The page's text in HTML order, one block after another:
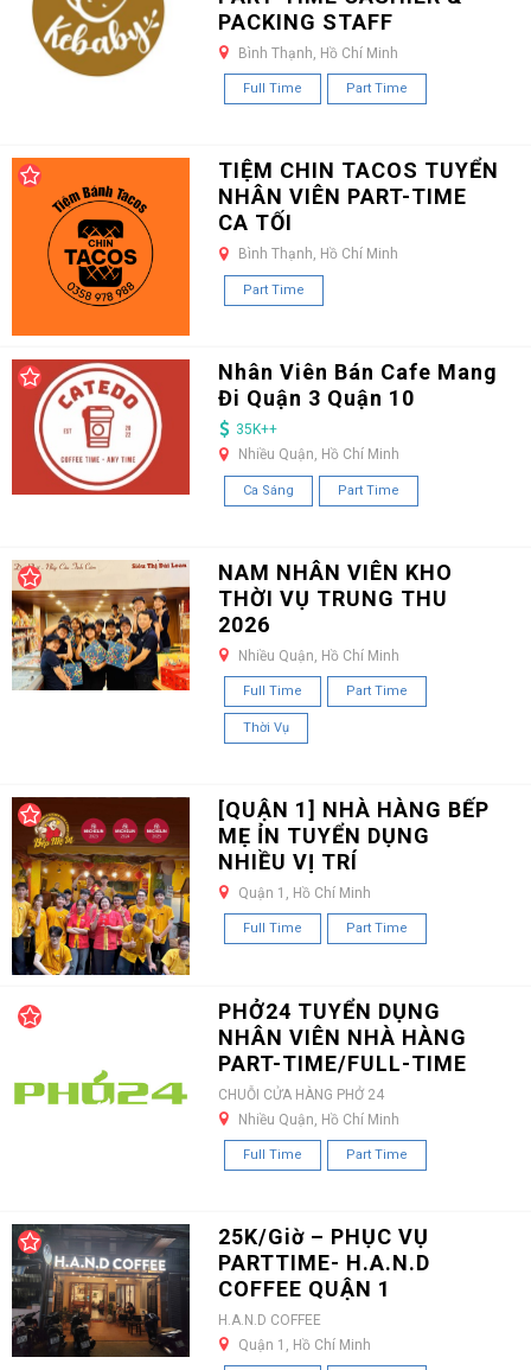
PACKING STAFF
Bình Thạnh, Hồ Chí Minh
Full Time Part Time
TIỆM CHIN TACOS TUYỂN
NHÂN VIÊN PART-TIME
CA TỐI
Bình Thạnh, Hồ Chí Minh
Part Time
Nhân Viên Bán Cafe Mang
Đi Quận 3 Quận 10
35K++
Nhiều Quận, Hồ Chí Minh
Ca Sáng Part Time
NAM NHÂN VIÊN KHO
THỜI VỤ TRUNG THU
2026
Nhiều Quận, Hồ Chí Minh
Full Time Part Time
Thời Vụ
[QUẬN 1] NHÀ HÀNG BẾP
MẸ ỈN TUYỂN DỤNG
NHIỀU VỊ TRÍ
Quận 1, Hồ Chí Minh
Full Time Part Time
PHỞ24 TUYỂN DỤNG
NHÂN VIÊN NHÀ HÀNG
PART-TIME/FULL-TIME
CHUỖI CỬA HÀNG PHỞ 24
Nhiều Quận, Hồ Chí Minh
Full Time Part Time
25K/Giờ – PHỤC VỤ
PARTTIME- H.A.N.D
COFFEE QUẬN 1
H.A.N.D COFFEE
Quận 1, Hồ Chí Minh